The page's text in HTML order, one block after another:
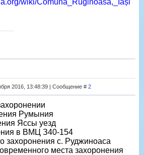
wiki/Comuna_Ruginoasa,_Iași
2016, 13:48:39 | Сообщение # 2
Румыния
Яссы уезд
в ВМЦ З40-154
захоронения с. Руджиноаса
места захоронения